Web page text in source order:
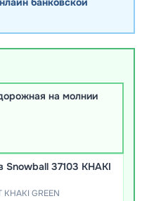
на молнии
37103 KHAKI
KHAKI GREEN